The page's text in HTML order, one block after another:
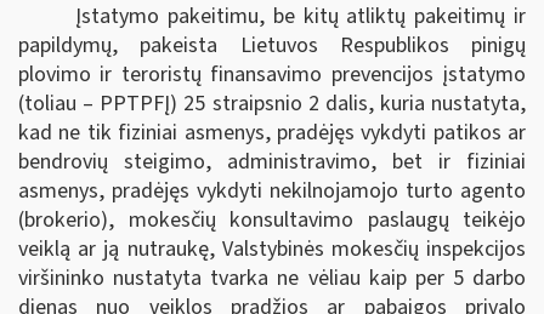
Įstatymo pakeitimu, be kitų atliktų pakeitimų ir
papildymų, pakeista Lietuvos Respublikos pinigų
plovimo ir teroristų finansavimo prevencijos įstatymo
(toliau – PPTPFĮ) 25 straipsnio 2 dalis, kuria nustatyta,
kad ne tik fiziniai asmenys, pradėjęs vykdyti patikos ar
bendrovių steigimo, administravimo, bet ir fiziniai
asmenys, pradėjęs vykdyti nekilnojamojo turto agento
(brokerio), mokesčių konsultavimo paslaugų teikėjo
veiklą ar ją nutraukę, Valstybinės mokesčių inspekcijos
viršininko nustatyta tvarka ne vėliau kaip per 5 darbo
dienas nuo veiklos pradžios ar pabaigos privalo